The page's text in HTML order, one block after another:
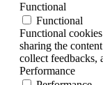
Functional
Functional
Functional
sharing the
collect feedbacks,
Performance